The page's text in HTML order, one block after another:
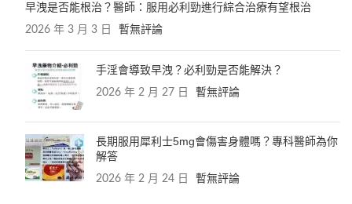
早洩是否能根治？醫師：服用必利勁進行綜合治療有望根治
2026 年 3 月 3 日 暫無評論
手淫會導致早洩？必利勁是否能解決？
2026 年 2 月 27 日 暫無評論
長期服用犀利士5mg會傷害身體嗎？專科醫師為你
解答
2026 年 2 月 24 日 暫無評論